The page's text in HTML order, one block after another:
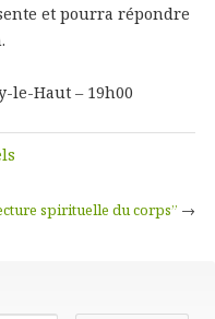
et pourra répondre
le-Haut – 19h00
spirituelle du corps” →